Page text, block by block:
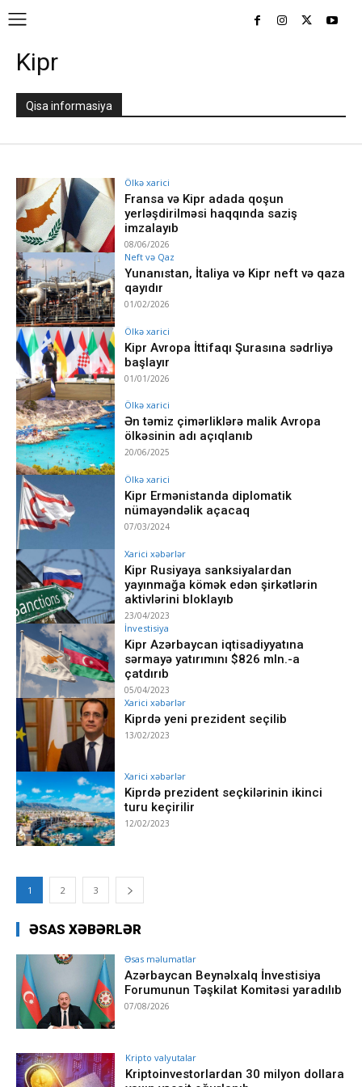
Kipr
Qisa informasiya
Ölkə xarici
Fransa və Kipr adada qoşun
yerləşdirilməsi haqqında saziş
imzalayıb
08/06/2026
Neft və Qaz
Yunanıstan, İtaliya və Kipr neft və qaza
qayıdır
01/02/2026
Ölkə xarici
Kipr Avropa İttifaqı Şurasına sədrliyə
başlayır
01/01/2026
Ölkə xarici
Ən təmiz çimərliklərə malik Avropa
ölkəsinin adı açıqlanıb
20/06/2025
Ölkə xarici
Kipr Ermənistanda diplomatik
nümayəndəlik açacaq
07/03/2024
Xarici xəbərlər
Kipr Rusiyaya sanksiyalardan
yayınmağa kömək edən şirkətlərin
aktivlərini bloklayıb
23/04/2023
İnvestisiya
Kipr Azərbaycan iqtisadiyyatına
sərmayə yatırımını $826 mln.-a
çatdırıb
05/04/2023
Xarici xəbərlər
Kiprdə yeni prezident seçilib
13/02/2023
Xarici xəbərlər
Kiprdə prezident seçkilərinin ikinci
turu keçirilir
12/02/2023
1 2 3
ƏSAS XƏBƏRLƏR
Əsas məlumatlar
Azərbaycan Beynəlxalq İnvestisiya
Forumunun Təşkilat Komitəsi yaradılıb
07/08/2026
Kripto valyutalar
Kriptoinvestorlardan 30 milyon dollara